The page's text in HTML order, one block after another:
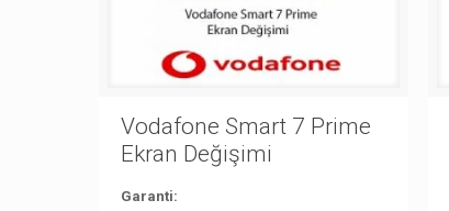
Vodafone Smart 7 Prime
Ekran Değişimi
Garanti: